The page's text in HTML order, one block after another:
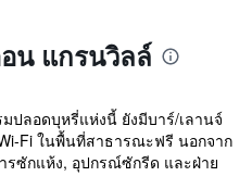
น แกรนวิลล์
ปลอดบุหรี่แห่งนี้ ยังมีบาร์/เลานจ์
Fi ในพื้นที่สาธารณะฟรี นอกจาก
รซักแห้ง, อุปกรณ์ซักรีด และฝ่าย